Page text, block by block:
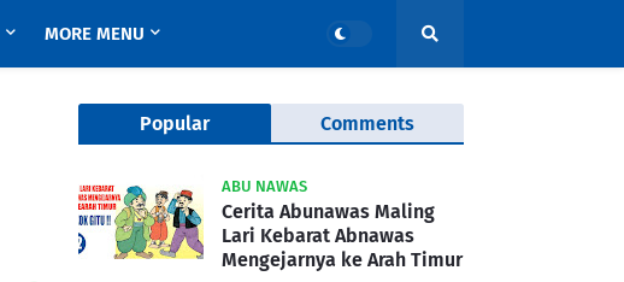
MORE MENU
Popular Comments
ABU NAWAS
Cerita Abunawas Maling
Lari Kebarat Abnawas
Mengejarnya ke Arah Timur